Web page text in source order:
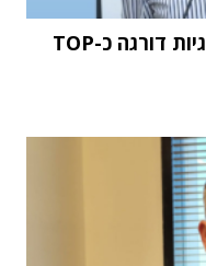
מחקר STKI השנתי: וואן טכנולוגיות דורגה כ-TOP